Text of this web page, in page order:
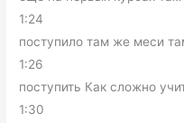
1:24
поступило там же меси
1:26
поступить Как сложно
1:30